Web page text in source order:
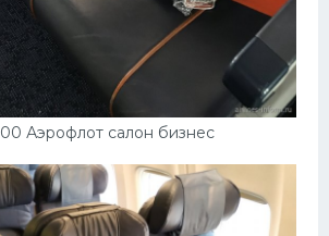
Аэрофлот салон бизнес